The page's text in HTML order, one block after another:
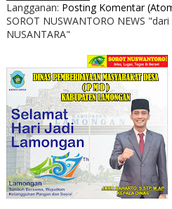
Langganan: Posting Komentar
SOROT NUSWANTORO NEWS
NUSANTARA"